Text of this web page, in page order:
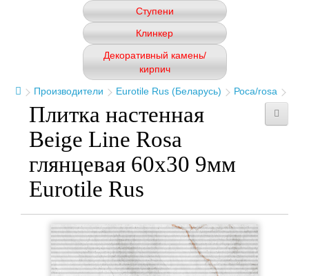
Ступени
Клинкер
Декоративный камень/
кирпич
Производители
Eurotile Rus (Беларусь) Роса/rosa
Плитка настенная
Beige Line Rosa
глянцевая 60x30 9мм
Eurotile Rus